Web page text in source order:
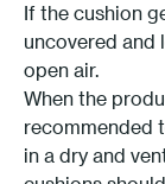
If the cushion
uncovered and
open air.
When the
recommended
in a dry and